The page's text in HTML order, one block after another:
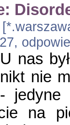
U nas
nikt nie
- jedyne
na